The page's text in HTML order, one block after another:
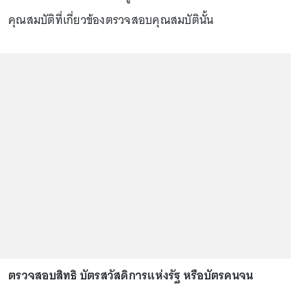
คุณสมบัติที่เกี่ยวข้องตรวจสอบคุณสมบัตินั้น
ตรวจสอบสิทธิ บัตรสวัสดิการแห่งรัฐ หรือบัตรคนจน